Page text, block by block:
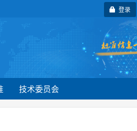
登录
技术委员会